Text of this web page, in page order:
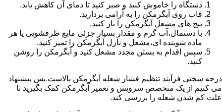
دستگاه را خاموش کنید و صبر کنید تا دمای آن کاهش یابد.
قاب روی آبگرمکن را به آرامی بردارید.
پیچ های مشعل آبگرمکن را باز کنید.
با دستمال،آب گرم و مقدار بسیار جزئی مایع ظرفشویی یا هر
ماده شوینده ای،مشعل و نازل آبگرمکن را تمیز کنید.
سپس اقدام به بستن مجدد مشعل کنید و آبگرمکن را روشن
کنید.
درجه سختی فرآیند تنظیم فشار شعله آبگرمکن بالاست.پس پیشنهاد
می کنیم از یک متخصص سرویس و تعمیر آبگرمکن کمک بگیرید تا
علت کم شدن شعله را بررسی کند.